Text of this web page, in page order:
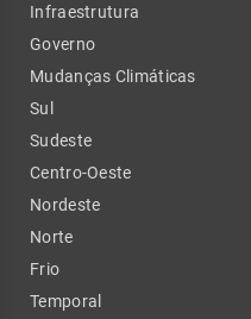
Infraestrutura
Governo
Mudanças Climáticas
Sul
Sudeste
Centro-Oeste
Nordeste
Norte
Frio
Temporal